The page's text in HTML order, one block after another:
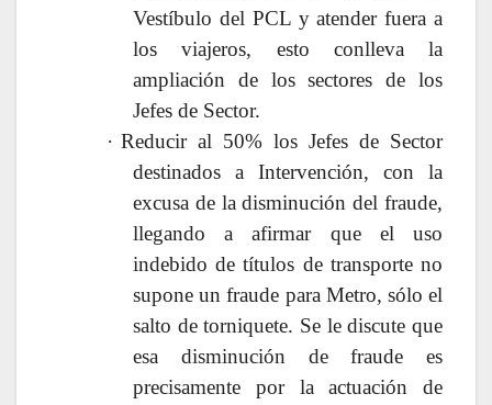
Vestíbulo del PCL y atender fuera a
los viajeros, esto conlleva la
ampliación de los sectores de los
Jefes de Sector.
· Reducir al 50% los Jefes de Sector
destinados a Intervención, con la
excusa de la disminución del fraude,
llegando a afirmar que el uso
indebido de títulos de transporte no
supone un fraude para Metro, sólo el
salto de torniquete. Se le discute que
esa disminución de fraude es
precisamente por la actuación de